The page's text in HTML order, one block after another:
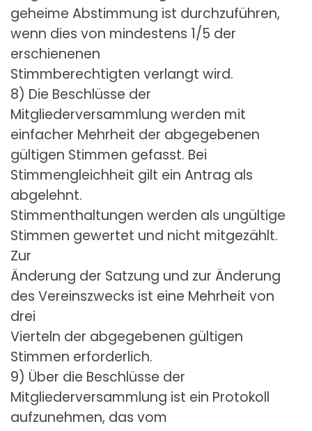
geheime Abstimmung ist durchzuführen,
wenn dies von mindestens 1/5 der
erschienenen
Stimmberechtigten verlangt wird.
8) Die Beschlüsse der
Mitgliederversammlung werden mit
einfacher Mehrheit der abgegebenen
gültigen Stimmen gefasst. Bei
Stimmengleichheit gilt ein Antrag als
abgelehnt.
Stimmenthaltungen werden als ungültige
Stimmen gewertet und nicht mitgezählt.
Zur
Änderung der Satzung und zur Änderung
des Vereinszwecks ist eine Mehrheit von
drei
Vierteln der abgegebenen gültigen
Stimmen erforderlich.
9) Über die Beschlüsse der
Mitgliederversammlung ist ein Protokoll
aufzunehmen, das vom